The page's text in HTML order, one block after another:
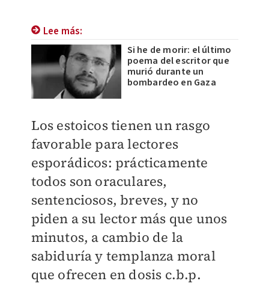
Lee más:
Si he de morir: el último
poema del escritor que
murió durante un
bombardeo en Gaza
Los estoicos tienen un rasgo
favorable para lectores
esporádicos: prácticamente
todos son oraculares,
sentenciosos, breves, y no
piden a su lector más que unos
minutos, a cambio de la
sabiduría y templanza moral
que ofrecen en dosis c.b.p.